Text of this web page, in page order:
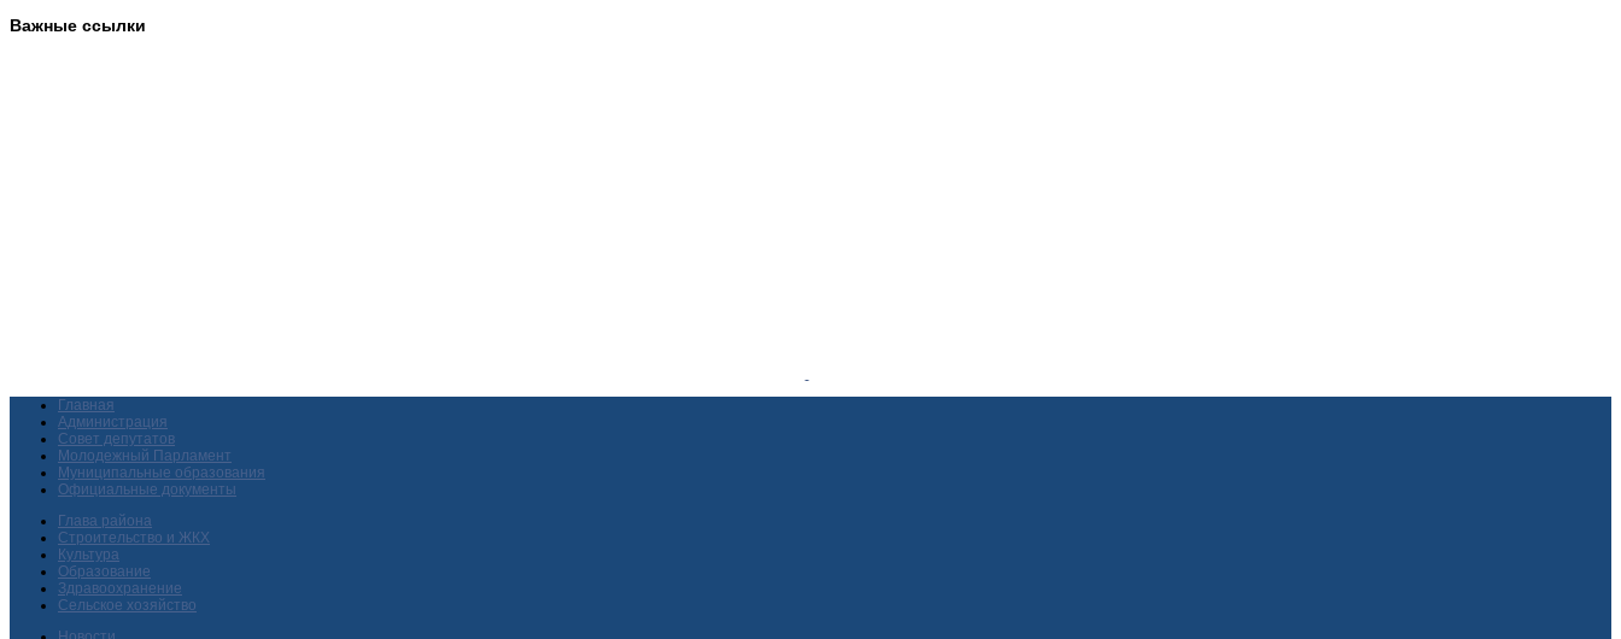
Важные ссылки
Главная
Администрация
Совет депутатов
Молодежный Парламент
Муниципальные образования
Официальные документы
Глава района
Строительство и ЖКХ
Культура
Образование
Здравоохранение
Сельское хозяйство